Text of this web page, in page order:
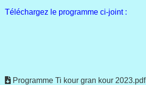
Téléchargez le programme ci-joint :
Programme Ti kour gran kour 2023.pdf